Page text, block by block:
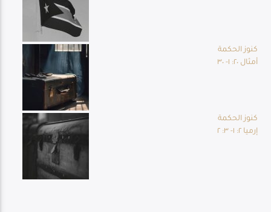
كنوز الحكمة
أمثال ٢٠: ١- ٣٠
كنوز الحكمة
إرميا ٢: ١- ٣: ٢